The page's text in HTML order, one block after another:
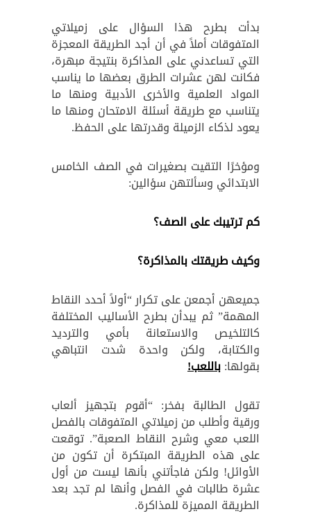
بدأت بطرح هذا السؤال على زميلاتي
المتفوقات أملاً في أن أجد الطريقة المعجزة
التي تساعدني على المذاكرة بنتيجة مبهرة،
فكانت لهن عشرات الطرق بعضها ما يناسب
المواد العلمية والأخرى الأدبية ومنها ما
يتناسب مع طريقة أسئلة الامتحان ومنها ما
يعود لذكاء الزميلة وقدرتها على الحفظ.
ومؤخرًا التقيت بصغيرات في الصف الخامس
الابتدائي وسألتهن سؤالين:
كم ترتيبك على الصف؟
وكيف طريقتك بالمذاكرة؟
جميعهن أجمعن على تكرار “أولاً أحدد النقاط
المهمة” ثم يبدأن بطرح الأساليب المختلفة
كالتلخيص والاستعانة بأمي والترديد
والكتابة، ولكن واحدة شدت انتباهي
بقولها:باللعب!
تقول الطالبة بفخر: “أقوم بتجهيز ألعاب
ورقية وأطلب من زميلاتي المتفوقات بالفصل
اللعب معي وشرح النقاط الصعبة”. توقعت
على هذه الطريقة المبتكرة أن تكون من
الأوائل! ولكن فاجأتني بأنها ليست من أول
عشرة طالبات في الفصل وأنها لم تجد بعد
الطريقة المميزة للمذاكرة.